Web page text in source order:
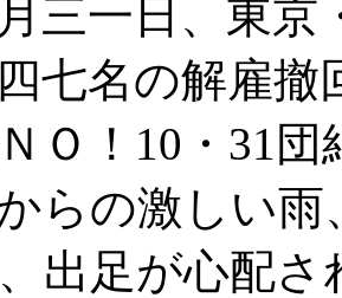
三一日、東京
七名の解雇撤
Ｏ！10・31
らの激しい雨
出足が心配